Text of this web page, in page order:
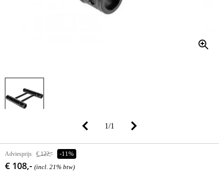
1/1
Adviesprijs € 122,- -11%
€ 108,- (incl. 21% btw)